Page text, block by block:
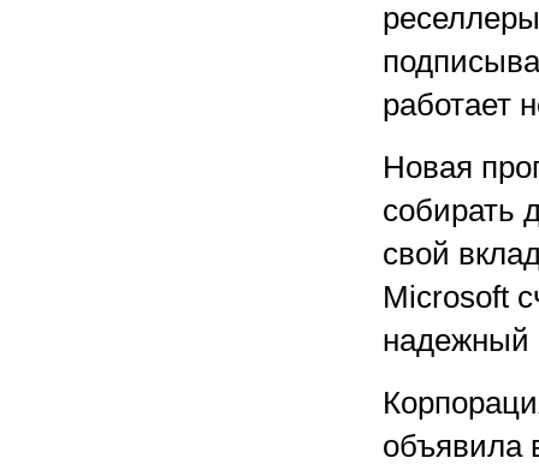
работает
Новая
собирать
свой
Microsoft
надежный
объявила